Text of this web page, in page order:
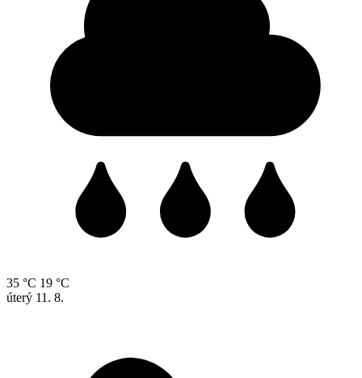
35 °C 19 °C
úterý 11. 8.